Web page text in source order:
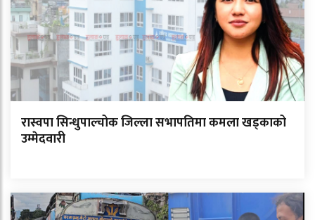
रास्वपा सिन्धुपाल्चोक जिल्ला सभापतिमा कमला खड्काको
उम्मेदवारी